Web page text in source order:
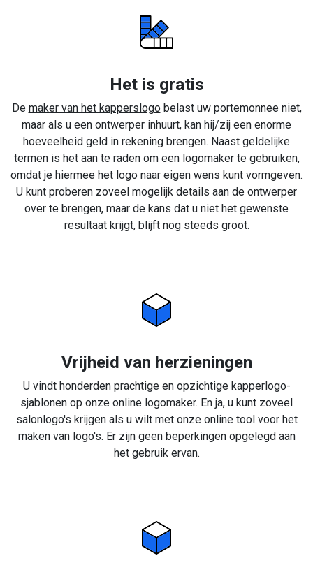
Het is gratis
De maker van het kapperslogobelast uw portemonnee niet,
maar als u een ontwerper inhuurt, kan hij/zij een enorme
hoeveelheid geld in rekening brengen. Naast geldelijke
termen is het aan te raden om een logomaker te gebruiken,
omdat je hiermee het logo naar eigen wens kunt vormgeven.
U kunt proberen zoveel mogelijk details aan de ontwerper
over te brengen, maar de kans dat u niet het gewenste
resultaat krijgt, blijft nog steeds groot.
Vrijheid van herzieningen
U vindt honderden prachtige en opzichtige kapperlogo-
sjablonen op onze online logomaker. En ja, u kunt zoveel
salonlogo's krijgen als u wilt met onze online tool voor het
maken van logo's. Er zijn geen beperkingen opgelegd aan
het gebruik ervan.